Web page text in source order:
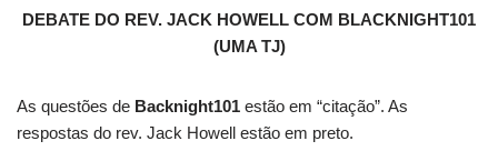
DEBATE DO REV. JACK HOWELL COM BLACKNIGHT101
(UMA TJ)
As questões de Backnight101 estão em “citação”. As
respostas do rev. Jack Howell estão em preto.